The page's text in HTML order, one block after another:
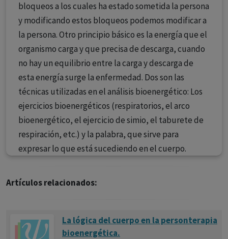
bloqueos a los cuales ha estado sometida la persona
y modificando estos bloqueos podemos modificar a
la persona. Otro principio básico es la energía que el
organismo carga y que precisa de descarga, cuando
no hay un equilibrio entre la carga y descarga de
esta energía surge la enfermedad. Dos son las
técnicas utilizadas en el análisis bioenergético: Los
ejercicios bioenergéticos (respiratorios, el arco
bioenergético, el ejercicio de simio, el taburete de
respiración, etc.) y la palabra, que sirve para
expresar lo que está sucediendo en el cuerpo.
Artículos relacionados:
La lógica del cuerpo en la personterapia
bioenergética.